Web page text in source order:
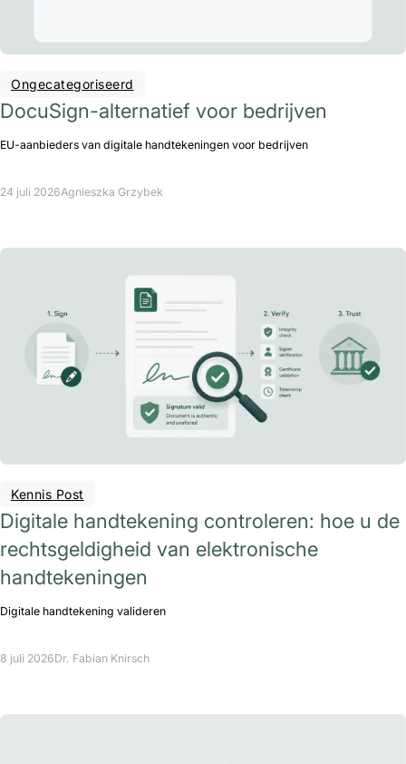
Ongecategoriseerd
DocuSign-alternatief voor bedrijven
EU-aanbieders van digitale handtekeningen voor bedrijven
24 juli 2026Agnieszka Grzybek
Kennis Post
Digitale handtekening controleren: hoe u de
rechtsgeldigheid van elektronische
handtekeningen
Digitale handtekening valideren
8 juli 2026Dr. Fabian Knirsch